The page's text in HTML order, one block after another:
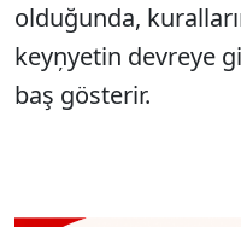
olduğunda,
keyņyetin devreye
baş gösterir.